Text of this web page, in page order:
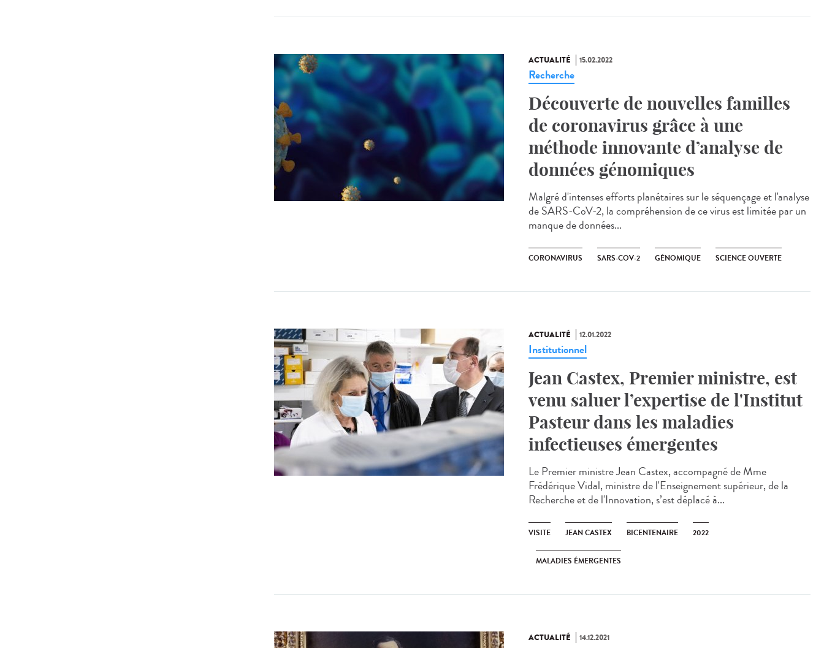
ACTUALITÉ 15.02.2022
Recherche
Découverte de nouvelles familles
de coronavirus grâce à une
méthode innovante d’analyse de
données génomiques
Malgré d'intenses efforts planétaires sur le séquençage et l'analyse
de SARS-CoV-2, la compréhension de ce virus est limitée par un
manque de données...
CORONAVIRUS SARS-COV-2 GÉNOMIQUE SCIENCE OUVERTE
ACTUALITÉ 12.01.2022
Institutionnel
Jean Castex, Premier ministre, est
venu saluer l’expertise de l'Institut
Pasteur dans les maladies
infectieuses émergentes
Le Premier ministre Jean Castex, accompagné de Mme
Frédérique Vidal, ministre de l'Enseignement supérieur, de la
Recherche et de l'Innovation, s’est déplacé à...
VISITE JEAN CASTEX BICENTENAIRE 2022
MALADIES ÉMERGENTES
ACTUALITÉ 14.12.2021